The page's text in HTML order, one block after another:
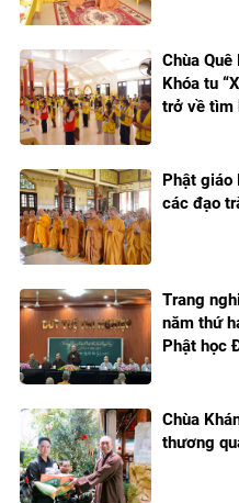
Chùa
Khóa tu
trở về tìm
Phật giáo
các đạo
Trang
năm thứ
Phật học
Chùa
thương